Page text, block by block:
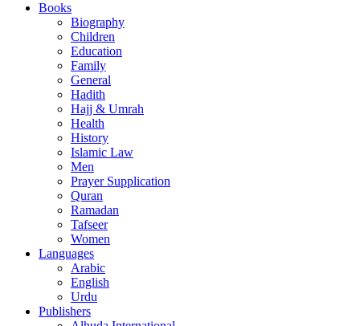
Books
Biography
Children
Education
Family
General
Hadith
Hajj & Umrah
Health
History
Islamic Law
Men
Prayer Supplication
Quran
Ramadan
Tafseer
Women
Languages
Arabic
English
Urdu
Publishers